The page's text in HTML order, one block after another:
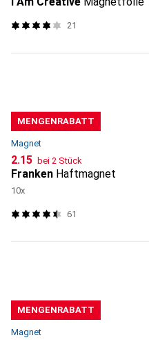
21
MENGENRABATT
Magnet
CHF
2.15 bei 2 Stück
Franken Haftmagnet
10x
61
MENGENRABATT
Magnet